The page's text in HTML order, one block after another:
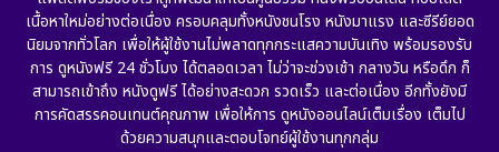
Detective สืบสวน (56)
Disaster (10)
Disney+ (21)
เนื้อหาใหม่อย่างต่อเนื่อง ครอบคลุมทั้งหนังชนโรง หนังมาแรง และซีรีย์ยอด
นิยมจากทั่วโลก เพื่อให้ผู้ใช้งานไม่พลาดทุกกระแสความบันเทิง พร้อมรองรับ
การ ดูหนังฟรี 24 ชั่วโมง ได้ตลอดเวลา ไม่ว่าจะช่วงเช้า กลางวัน หรือดึก ก็
สามารถเข้าถึง หนังดูฟรี ได้อย่างสะดวก รวดเร็ว และต่อเนื่อง อีกทั้งยังมี
การคัดสรรคอนเทนต์คุณภาพ เพื่อให้การ ดูหนังออนไลน์เต็มเรื่อง เต็มไป
ด้วยความสนุกและตอบโจทย์ผู้ใช้งานทุกกลุ่ม